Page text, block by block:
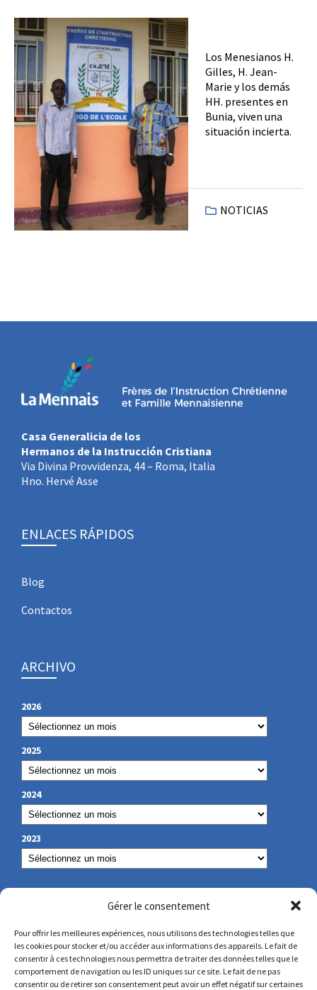
Gérer le consentement
Pour offrir les meilleures expériences, nous utilisons des technologies telles que
les cookies pour stocker et/ou accéder aux informations des appareils. Le fait de
consentir à ces technologies nous permettra de traiter des données telles que le
comportement de navigation ou les ID uniques sur ce site. Le fait de ne pas
consentir ou de retirer son consentement peut avoir un effet négatif sur certaines
Los Menesianos H.
Gilles, H. Jean-
Marie y los demás
HH. presentes en
Bunia, viven una
situación incierta.
NOTICIAS
Casa Generalicia de los
Hermanos de la Instrucción Cristiana
Via Divina Provvidenza, 44 – Roma, Italia
Hno. Hervé Asse
ENLACES RÁPIDOS
Blog
Contactos
ARCHIVO
2026
2025
2024
2023
NUESTROS DATOS DE CONTACTO
secretariat@lamennais.org